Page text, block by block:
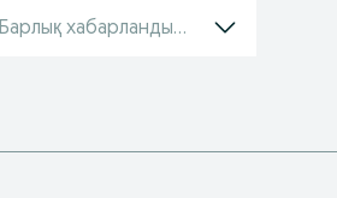
Барлық хабарландырулар